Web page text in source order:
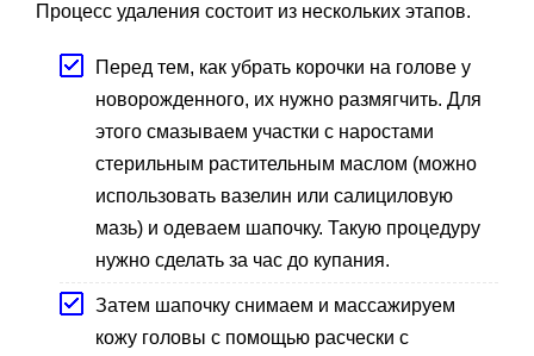
Процесс удаления состоит из нескольких этапов.
Перед тем, как убрать корочки на голове у
новорожденного, их нужно размягчить. Для
этого смазываем участки с наростами
стерильным растительным маслом (можно
использовать вазелин или салициловую
мазь) и одеваем шапочку. Такую процедуру
нужно сделать за час до купания.
Затем шапочку снимаем и массажируем
кожу головы с помощью расчески с